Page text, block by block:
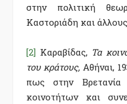
στην πολιτική
Καστοριάδη και άλλους.
[2] Καραβίδας, Τα
του κράτους, Αθήναι,
πως στην Βρετανία
κοινοτήτων και